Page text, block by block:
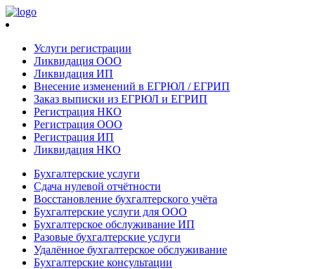
Услуги регистрации
Ликвидация ООО
Ликвидация ИП
Внесение изменений в ЕГРЮЛ / ЕГРИП
Заказ выписки из ЕГРЮЛ и ЕГРИП
Регистрация НКО
Регистрация ООО
Регистрация ИП
Ликвидация НКО
Бухгалтерские услуги
Сдача нулевой отчётности
Восстановление бухгалтерского учёта
Бухгалтерские услуги для ООО
Бухгалтерское обслуживание ИП
Разовые бухгалтерские услуги
Удалённое бухгалтерское обслуживание
Бухгалтерские консультации